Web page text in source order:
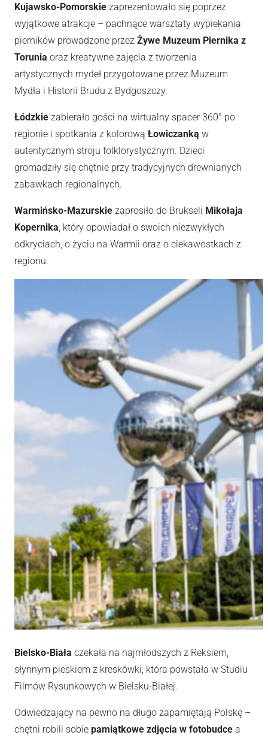
Kujawsko-Pomorskie zaprezentowało się poprzez
wyjątkowe atrakcje – pachnące warsztaty wypiekania
pierników prowadzone przez Żywe Muzeum Piernika z
Torunia oraz kreatywne zajęcia z tworzenia
artystycznych mydeł przygotowane przez Muzeum
Mydła i Historii Brudu z Bydgoszczy.
Łódzkie zabierało gości na wirtualny spacer 360° po
regionie i spotkania z kolorową Łowiczanką w
autentycznym stroju folklorystycznym. Dzieci
gromadziły się chętnie przy tradycyjnych drewnianych
zabawkach regionalnych.
Warmińsko-Mazurskie zaprosiło do Brukseli Mikołaja
Kopernika, który opowiadał o swoich niezwykłych
odkryciach, o życiu na Warmii oraz o ciekawostkach z
regionu.
Bielsko-Biała czekała na najmłodszych z Reksiem,
słynnym pieskiem z kreskówki, która powstała w Studiu
Filmów Rysunkowych w Bielsku-Białej.
Odwiedzający na pewno na długo zapamiętają Polskę –
chętni robili sobie pamiątkowe zdjęcia w fotobudce a